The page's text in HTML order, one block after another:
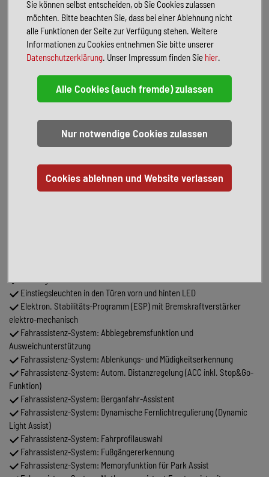
Head-Up Display
LM-Felgen 8,0J x 18 (Coventry in Schwarz, Oberfläche glanzgedreht)
VW-Anschlussgarantie100.000 km / 25.02.2030
Serienausstattung:
Airbag Fahrer-/Beifahrerseite, Beifahrerairbag abschaltbar,
Knieairbag Fahrerseite
Antriebsart: Allradantrieb
App-Connect Wireless (Apple CarPlay, Android Auto)
Ausstattung R-Line
Abblendautomatik links, Spiegelabsenkung rechts
Außenspiegel mit Umfeldleuchte und Projektionsfunktion
Einstiegsleisten vorn und hinten R-Line
Einstiegsleuchten in den Türen vorn und hinten LED
Elektron. Stabilitäts-Programm (ESP) mit Bremskraftverstärker
elektro-mechanisch
Fahrassistenz-System: Abbiegebremsfunktion und
Ausweichunterstützung
Fahrassistenz-System: Ablenkungs- und Müdigkeitserkennung
Fahrassistenz-System: Autom. Distanzregelung (ACC inkl. Stop&Go-
Funktion)
Fahrassistenz-System: Berganfahr-Assistent
Fahrassistenz-System: Dynamische Fernlichtregulierung (Dynamic
Light Assist)
Fahrassistenz-System: Fahrprofilauswahl
Fahrassistenz-System: Fußgängererkennung
Fahrassistenz-System: Memoryfunktion für Park Assist
Sie können selbst entscheiden, ob Sie Cookies zulassen
möchten. Bitte beachten Sie, dass bei einer Ablehnung nicht
alle Funktionen der Seite zur Verfügung stehen. Weitere
Informationen zu Cookies entnehmen Sie bitte unserer
Datenschutzerklärung. Unser Impressum finden Sie hier.